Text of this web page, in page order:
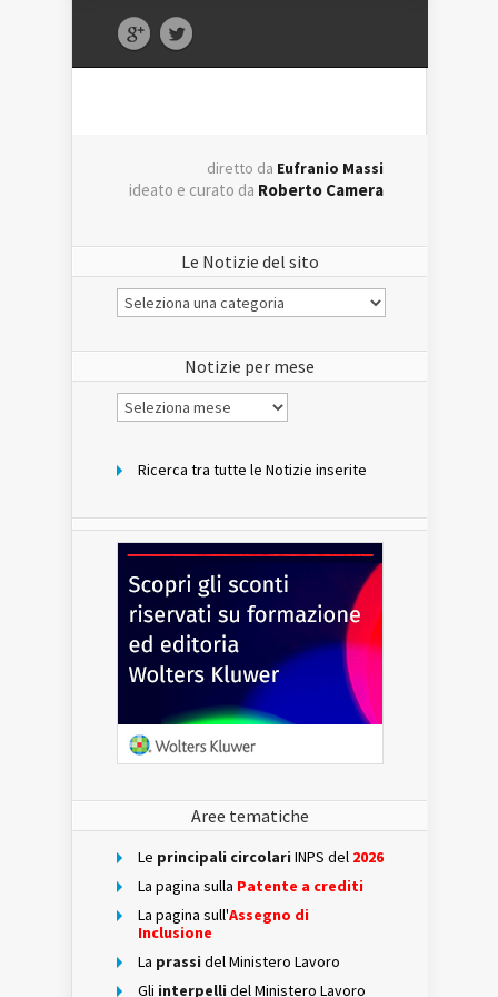
diretto da Eufranio Massi
ideato e curato da Roberto Camera
Le Notizie del sito
Le
Notizie
Notizie per mese
Notizie
per
Ricerca tra tutte le Notizie inserite
Aree tematiche
Le principali circolari INPS del 2026
La pagina sulla Patente a crediti
La pagina sull'Assegno di
Inclusione
La prassi del Ministero Lavoro
Gli interpelli del Ministero Lavoro